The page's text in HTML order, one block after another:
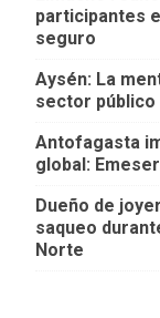
participantes
seguro
Aysén: La
sector público
Antofagasta
global:
Dueño de
saqueo
Norte